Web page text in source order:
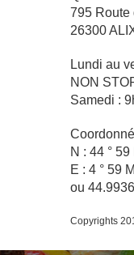
795 Route
26300
Lundi au
NON
Samedi :
N : 44 °
E : 4 ° 59
ou
Copyrights